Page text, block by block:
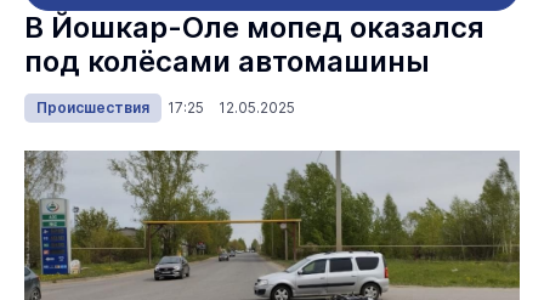
В Йошкар-Оле мопед оказался
под колёсами автомашины
Происшествия 17:25 12.05.2025